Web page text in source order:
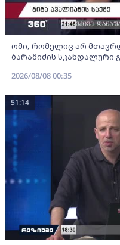
ომი, რომელიც არ
ბარამიძის სკანდალური
2026/08/08 00:35
51:14